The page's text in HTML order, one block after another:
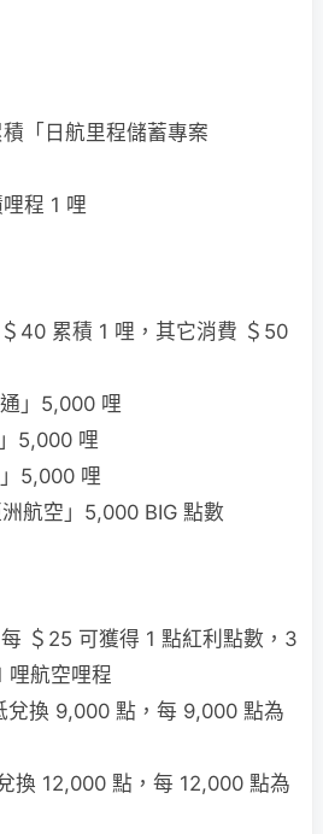
「日航里程儲蓄專案
程 1 哩
40 累積 1 哩，其它消費 ＄50
」5,000 哩
5,000 哩
5,000 哩
航空」5,000 BIG 點數
每 ＄25 可獲得 1 點紅利點數，3
哩航空哩程
兌換 9,000 點，每 9,000 點為
換 12,000 點，每 12,000 點為